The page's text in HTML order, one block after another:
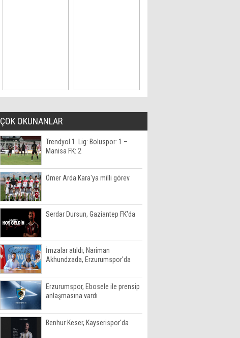
ÇOK OKUNANLAR
Trendyol 1. Lig: Boluspor: 1 –
Manisa FK: 2
Ömer Arda Kara'ya milli görev
Serdar Dursun, Gaziantep FK'da
İmzalar atıldı, Nariman
Akhundzada, Erzurumspor'da
Erzurumspor, Ebosele ile prensip
anlaşmasına vardı
Benhur Keser, Kayserispor'da